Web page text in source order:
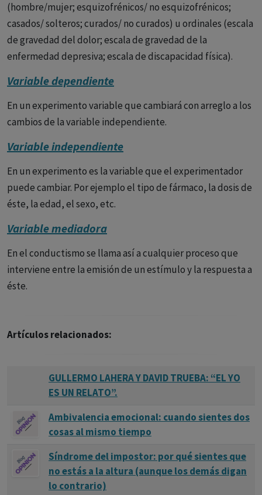
(hombre/mujer; esquizofrénicos/ no esquizofrénicos;
casados/ solteros; curados/ no curados) u ordinales (escala
de gravedad del dolor; escala de gravedad de la
enfermedad depresiva; escala de discapacidad física).
Variable dependiente
En un experimento variable que cambiará con arreglo a los
cambios de la variable independiente.
Variable independiente
En un experimento es la variable que el experimentador
puede cambiar. Por ejemplo el tipo de fármaco, la dosis de
éste, la edad, el sexo, etc.
Variable mediadora
En el conductismo se llama así a cualquier proceso que
interviene entre la emisión de un estímulo y la respuesta a
éste.
Artículos relacionados:
GULLERMO LAHERA Y DAVID TRUEBA: “EL YO
ES UN RELATO”.
Ambivalencia emocional: cuando sientes dos
cosas al mismo tiempo
Síndrome del impostor: por qué sientes que
no estás a la altura (aunque los demás digan
lo contrario)